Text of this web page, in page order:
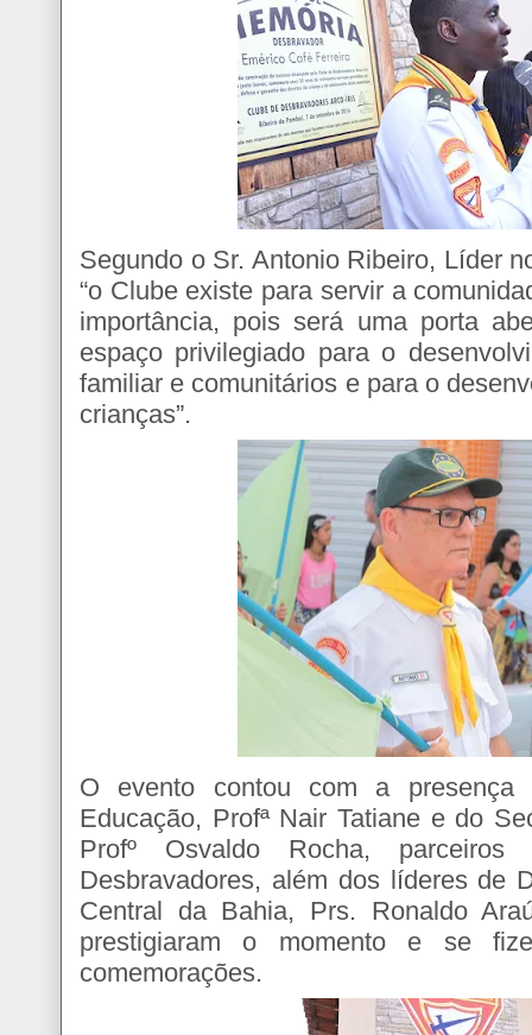
Segundo o Sr. Antonio Ribeiro, Líder
“o Clube existe para servir a
importância, pois será uma porta
espaço privilegiado para o
familiar e comunitários e para o
crianças”.
O evento contou com a presença
Educação, Profª Nair Tatiane e do
Profº Osvaldo Rocha,
Desbravadores, além dos líderes de
Central da Bahia, Prs. Ronaldo
prestigiaram o momento e se
comemorações.